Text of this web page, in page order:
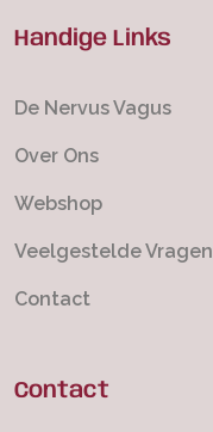
Handige Links
De Nervus Vagus
Over Ons
Webshop
Veelgestelde Vragen
Contact
Contact